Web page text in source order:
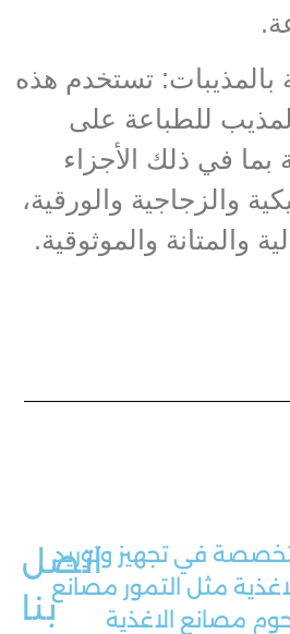
بالمذيبات: تستخدم هذه
للطباعة على
بما في ذلك الأجزاء
والزجاجية والورقية،
والمتانة والموثوقية.
اتصل
بنا
في تجهيز وتوريد
مثل التمور مصانع
مصانع الاغذية